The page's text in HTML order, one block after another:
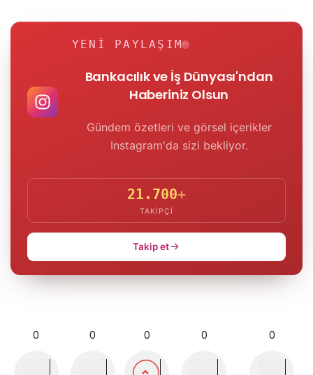
YENI PAYLAŞIM
Bankacılık ve İş Dünyası'ndan
Haberiniz Olsun
Gündem özetleri ve görsel içerikler
Instagram'da sizi bekliyor.
21.700+
TAKIPÇI
Takip et
0 0 0 0 0